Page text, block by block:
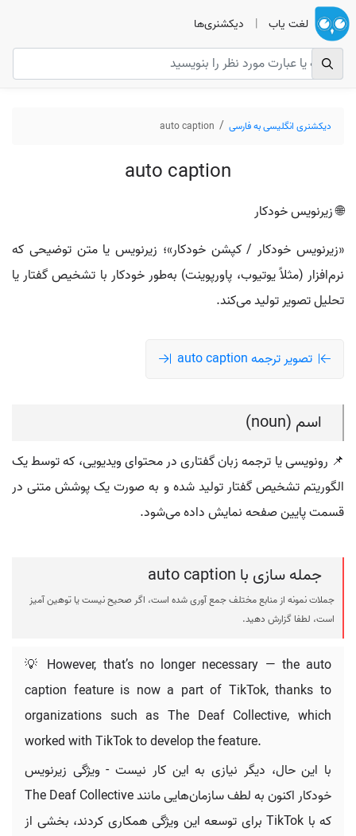
لغت یاب | دیکشنری‌ها
دیکشنری انگلیسی به فارسی auto caption
auto caption
🌐 زیرنویس خودکار
«زیرنویس خودکار / کپشن خودکار»؛ زیرنویس یا متن توضیحی که
نرم‌افزار (مثلاً یوتیوب، پاورپوینت) به‌طور خودکار با تشخیص گفتار یا
تحلیل تصویر تولید می‌کند.
تصویر ترجمه auto caption
اسم (noun)
📌 رونویسی یا ترجمه زبان گفتاری در محتوای ویدیویی، که توسط یک
الگوریتم تشخیص گفتار تولید شده و به صورت یک پوشش متنی در
قسمت پایین صفحه نمایش داده می‌شود.
جمله سازی با auto caption
جملات نمونه از منابع مختلف جمع آوری شده است، اگر صحیح نیست یا توهین آمیز
است، لطفا گزارش دهید.
💡 However, that’s no longer necessary — the auto
caption feature is now a part of TikTok, thanks to
organizations such as The Deaf Collective, which
worked with TikTok to develop the feature.
با این حال، دیگر نیازی به این کار نیست - ویژگی زیرنویس
خودکار اکنون به لطف سازمان‌هایی مانند The Deaf Collective
که با TikTok برای توسعه این ویژگی همکاری کردند، بخشی از